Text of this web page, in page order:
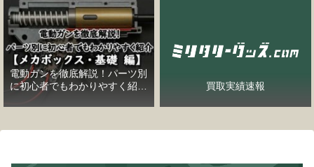
電動ガンを徹底解説！パーツ別
に初心者でもわかりやすく紹介
【メカボックス・基礎編】
買取実績速報